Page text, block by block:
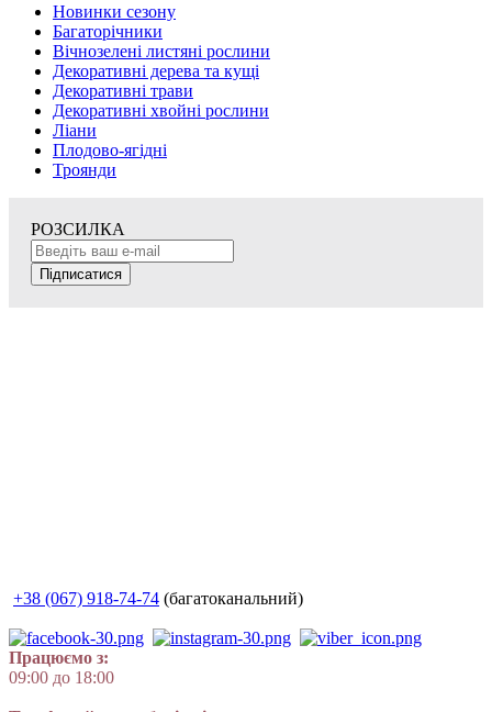
Новинки сезону
Багаторічники
Вічнозелені листяні рослини
Декоративні дерева та кущі
Декоративні трави
Декоративні хвойні рослини
Ліани
Плодово-ягідні
Троянди
РОЗСИЛКА
Підписатися
+38 (067) 918-74-74 (багатоканальний)
Працюємо з:
09:00 до 18:00